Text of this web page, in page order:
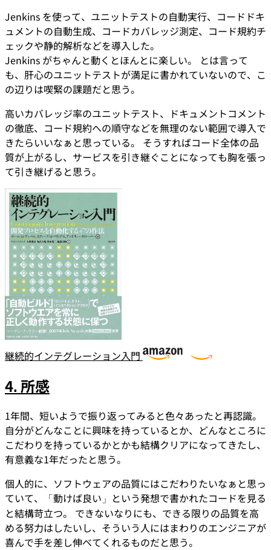
Jenkins を使って、ユニットテストの自動実行、コードドキ
ュメントの自動生成、コードカバレッジ測定、コード規約チ
ェックや静的解析などを導入した。
Jenkins がちゃんと動くとほんとに楽しい。 とは言って
も、肝心のユニットテストが満足に書かれていないので、こ
の辺りは喫緊の課題だと思う。
高いカバレッジ率のユニットテスト、ドキュメントコメント
の徹底、コード規約への順守などを無理のない範囲で導入で
きたらいいなぁと思っている。 そうすればコード全体の品
質が上がるし、サービスを引き継ぐことになっても胸を張っ
て引き継げると思う。
継続的インテグレーション入門
4. 所感
1年間、短いようで振り返ってみると色々あったと再認識。
自分がどんなことに興味を持っているとか、どんなところに
こだわりを持っているかとかも結構クリアになってきたし、
有意義な1年だったと思う。
個人的に、ソフトウェアの品質にはこだわりたいなぁと思っ
ていて、「動けば良い」という発想で書かれたコードを見る
と結構苛立つ。 できないなりにも、できる限りの品質を高
める努力はしたいし、そういう人にはまわりのエンジニアが
喜んで手を差し伸べてくれるものだと思う。